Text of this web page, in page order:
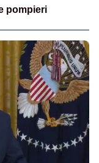
pompieri